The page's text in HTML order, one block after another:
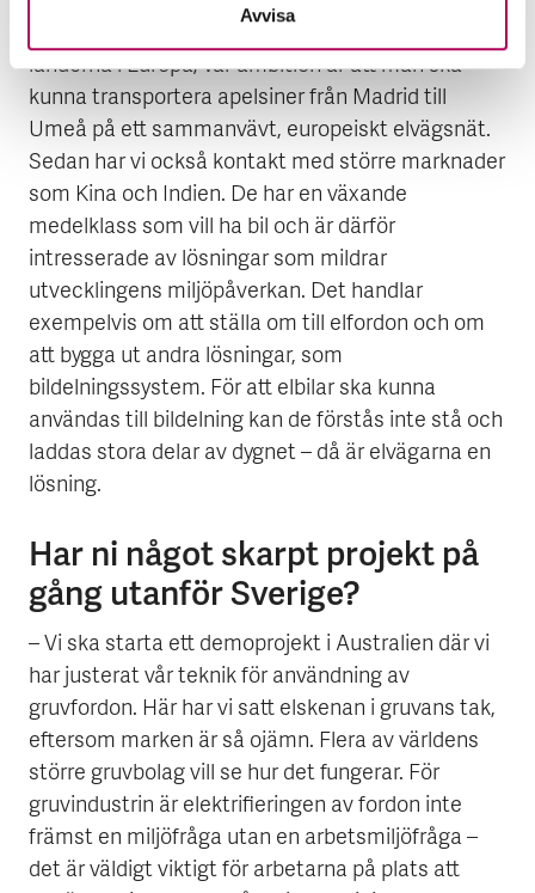
Avvisa
länderna i Europa; vår ambition är att man ska
kunna transportera apelsiner från Madrid till
Umeå på ett sammanvävt, europeiskt elvägsnät.
Sedan har vi också kontakt med större marknader
som Kina och Indien. De har en växande
medelklass som vill ha bil och är därför
intresserade av lösningar som mildrar
utvecklingens miljöpåverkan. Det handlar
exempelvis om att ställa om till elfordon och om
att bygga ut andra lösningar, som
bildelningssystem. För att elbilar ska kunna
användas till bildelning kan de förstås inte stå och
laddas stora delar av dygnet – då är elvägarna en
lösning.
Har ni något skarpt projekt på
gång utanför Sverige?
– Vi ska starta ett demoprojekt i Australien där vi
har justerat vår teknik för användning av
gruvfordon. Här har vi satt elskenan i gruvans tak,
eftersom marken är så ojämn. Flera av världens
större gruvbolag vill se hur det fungerar. För
gruvindustrin är elektrifieringen av fordon inte
främst en miljöfråga utan en arbetsmiljöfråga –
det är väldigt viktigt för arbetarna på plats att